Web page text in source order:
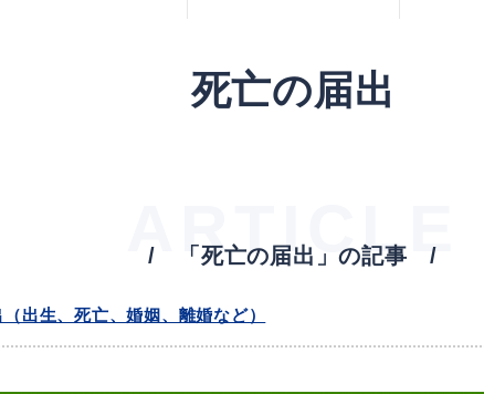
死亡の届出
ARTICLE
「死亡の届出」の記事
出生、死亡、婚姻、離婚など）